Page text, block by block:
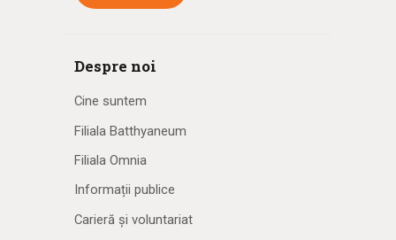
Despre noi
Cine suntem
Filiala Batthyaneum
Filiala Omnia
Informații publice
Carieră și voluntariat